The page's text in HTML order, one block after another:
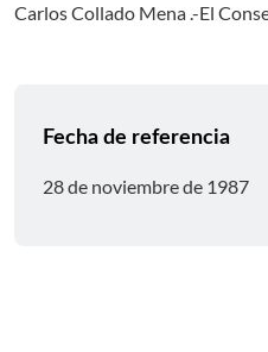
Carlos Collado Mena .-El
Fecha de referencia
28 de noviembre de 1987